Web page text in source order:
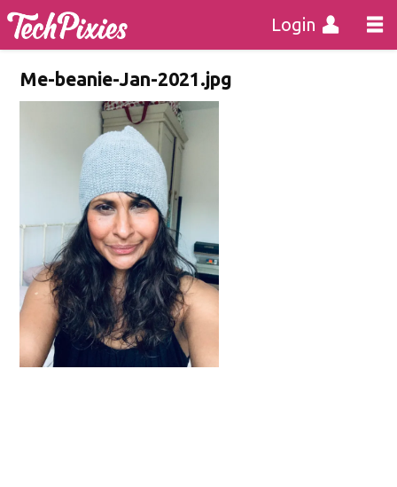
Login
Me-beanie-Jan-2021.jpg